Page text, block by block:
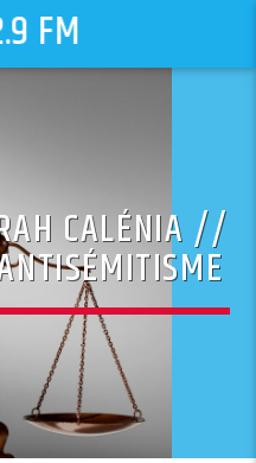
FM
CALÉNIA //